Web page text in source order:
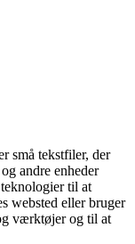
små tekstfiler, der
andre enheder
til at
websted eller bruger
værktøjer og til at